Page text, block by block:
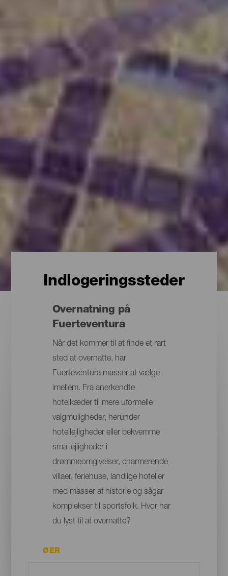
Indlogeringssteder
Overnatning på
Fuerteventura
Når det kommer til at finde et rart
sted at overnatte, har
Fuerteventura masser at vælge
imellem. Fra anerkendte
hotelkæder til mere uformelle
valgmuligheder, herunder
hotellejligheder eller bekvemme
små lejligheder i
drømmeomgivelser, charmerende
villaer, feriehuse, landlige hoteller
med masser af historie og sågar
komplekser til sportsfolk. Hvor har
du lyst til at overnatte?
ØER